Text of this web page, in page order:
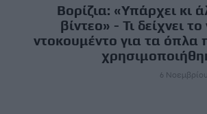
Βορίζια: «Υπάρχει κι
βίντεο» - Τι δείχνει το
ντοκουμέντο για τα όπλα
6